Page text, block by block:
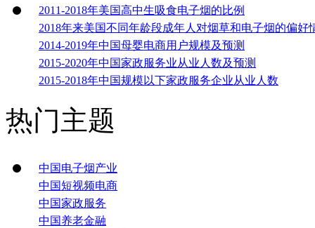
2011-2018年美国高中生吸食电子烟的比例
2018年来美国不同年龄段成年人对烟草和电子烟的偏好
2014-2019年中国母婴电商用户规模及预测
2015-2020年中国家政服务业从业人数及预测
2015-2018年中国规模以下家政服务企业从业人数
热门主题
中国电子烟产业
中国短视频电商
中国家政服务
中国养老金融